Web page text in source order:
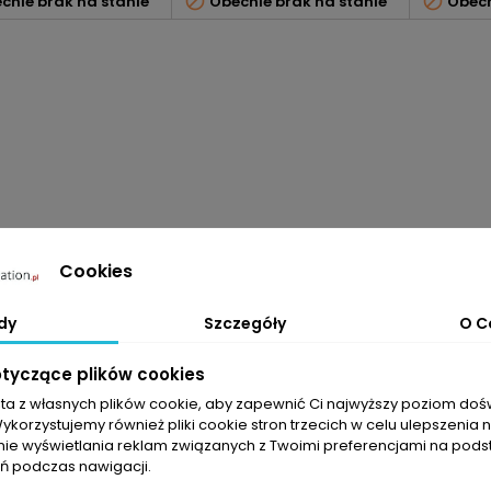
Cookies
Szczegóły O
plików cookies
z własnych plików cookie, aby zapewnić Ci najwyższy poziom
również pliki cookie stron trzecich w celu ulepszenia
wyświetlania reklam związanych z Twoimi preferencjami na
podczas nawigacji.